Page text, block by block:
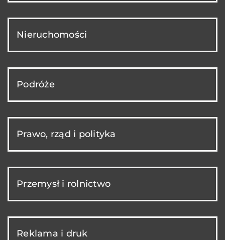
Nieruchomości
Podróże
Prawo, rząd i polityka
Przemysł i rolnictwo
Reklama i druk